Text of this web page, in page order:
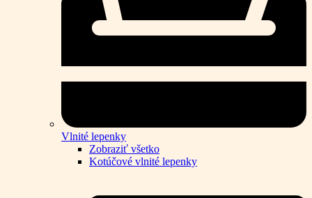
Vlnité lepenky
Zobraziť všetko
Kotúčové vlnité lepenky